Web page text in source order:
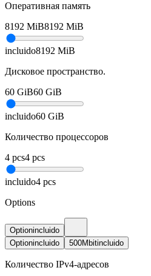
Оперативная память
8192 MiB8192 MiB
incluido8192 MiB
Дисковое пространство.
60 GiB60 GiB
incluido60 GiB
Количество процессоров
4 pcs4 pcs
incluido4 pcs
Options
Optionincluido
Optionincluido 500Mbitincluido
Количество IPv4-адресов